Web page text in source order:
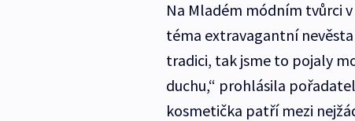
Na Mladém módním tvůrci
téma extravagantní
tradici, tak jsme to pojaly
duchu,“ prohlásila
kosmetička patří mezi